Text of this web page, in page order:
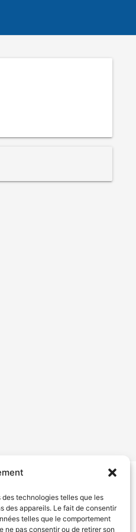
technologies telles que les
des appareils. Le fait de consentir
telles que le comportement
ne pas consentir ou de retirer son